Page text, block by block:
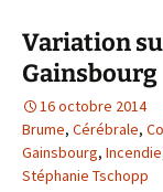
Variation
Gainsbourg
16 octobre 2014
Brume, Cérébrale,
Gainsbourg, Incendie
Stéphanie Tschopp